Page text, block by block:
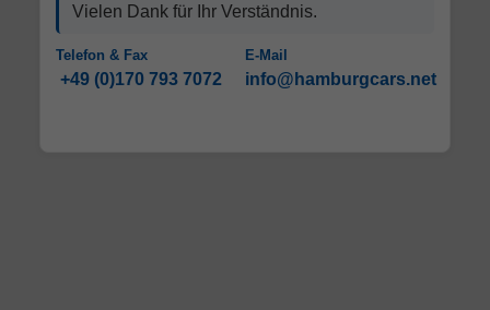
Vielen Dank für Ihr Verständnis.
Telefon & Fax
+49 (0)170 793 7072
E-Mail
info@hamburgcars.net